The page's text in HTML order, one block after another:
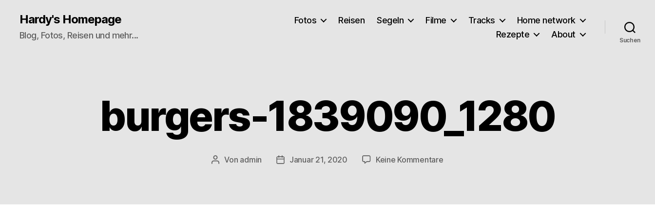
Hardy's Homepage
Blog, Fotos, Reisen und mehr...
Fotos Reisen Segeln Filme Tracks
Home network
Rezepte
About
Suchen
burgers-1839090_1280
Beitragsautor
Von admin Veröffentlichungsdatum
Januar 21, 2020 Keine Kommentarezu